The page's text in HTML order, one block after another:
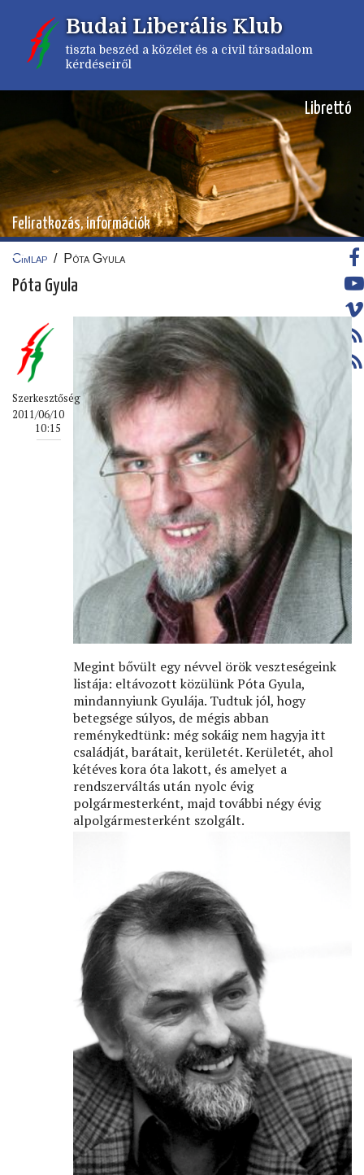
tartalomra
Budai Liberális Klub
tiszta beszéd a közélet és a civil társadalom
kérdéseiről
Librettó
Feliratkozás, információk
Címlap / Póta Gyula
Póta Gyula
Szerkesztőség
2011/06/10
10:15
Megint bővült egy névvel örök veszteségeink
listája: eltávozott közülünk Póta Gyula,
mindannyiunk Gyulája. Tudtuk jól, hogy
betegsége súlyos, de mégis abban
reménykedtünk: még sokáig nem hagyja itt
családját, barátait, kerületét. Kerületét, ahol
kétéves kora óta lakott, és amelyet a
rendszerváltás után nyolc évig
polgármesterként, majd további négy évig
alpolgármesterként szolgált.